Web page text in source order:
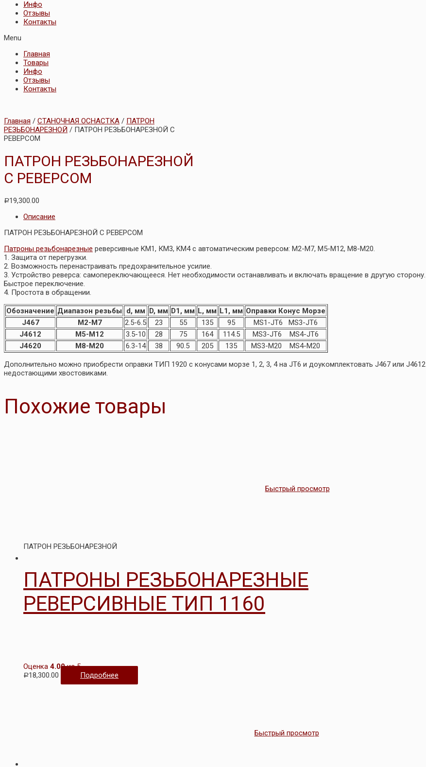
Инфо
Отзывы
Контакты
Menu
Главная
Товары
Инфо
Отзывы
Контакты
Главная / СТАНОЧНАЯ ОСНАСТКА / ПАТРОН
РЕЗЬБОНАРЕЗНОЙ / ПАТРОН РЕЗЬБОНАРЕЗНОЙ С
РЕВЕРСОМ
ПАТРОН РЕЗЬБОНАРЕЗНОЙ
С РЕВЕРСОМ
Р19,300.00
Описание
ПАТРОН РЕЗЬБОНАРЕЗНОЙ С РЕВЕРСОМ
Патроны резьбонарезные реверсивные KM1, КМ3, KM4 с автоматическим реверсом: M2-M7, M5-M12, M8-M20.
1. Защита от перегрузки.
2. Возможность перенастраивать предохранительное усилие.
3. Устройство реверса: самопереключающееся. Нет необходимости останавливать и включать вращение в другую сторону.
Быстрое переключение.
4. Простота в обращении.
Обозначение Диапазон резьбы d, мм D, мм D1, мм L, мм L1, мм Оправки Конус Морзе
J467
M2-M7 2.5-6.5 23 55 135 95
MS1-JT6 MS3-JT6
J4612
M5-M12 3.5-10 28 75 164 114.5
MS3-JT6 MS4-JT6
J4620
M8-M20 6.3-14 38 90.5 205 135 MS3-M20 MS4-M20
Дополнительно можно приобрести оправки ТИП 1920 с конусами морзе 1, 2, 3, 4 на JT6 и доукомплектовать J467 или J4612
недостающими хвостовиками.
Похожие товары
Быстрый просмотр
ПАТРОН РЕЗЬБОНАРЕЗНОЙ
ПАТРОНЫ РЕЗЬБОНАРЕЗНЫЕ
РЕВЕРСИВНЫЕ ТИП 1160
Оценка 4.00из 5
Р18,300.00 Подробнее
Быстрый просмотр